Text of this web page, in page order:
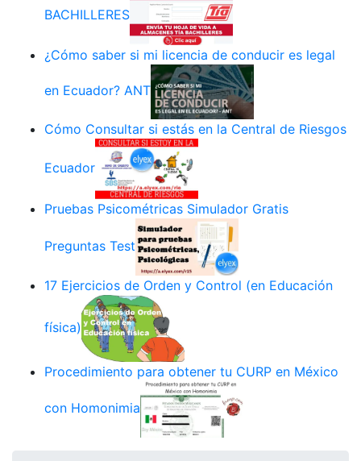
BACHILLERES
¿Cómo saber si mi licencia de conducir es legal
en Ecuador? ANT
Cómo Consultar si estás en la Central de Riesgos
Ecuador
Pruebas Psicométricas Simulador Gratis
Preguntas Test
17 Ejercicios de Orden y Control (en Educación
física)
Procedimiento para obtener tu CURP en México
con Homonimia